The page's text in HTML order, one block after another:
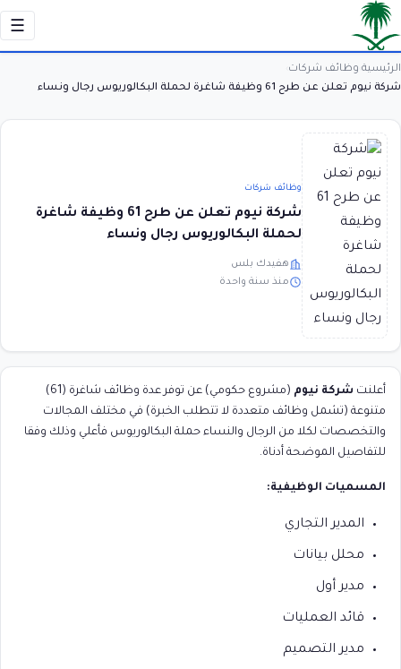
☰
الرئيسية وظائف شركات
شركة نيوم تعلن عن طرح 61 وظيفة شاغرة لحملة البكالوريوس رجال ونساء
وظائف شركات
شركة نيوم تعلن عن طرح 61 وظيفة شاغرة
لحملة البكالوريوس رجال ونساء
هفيدك بلس
منذ سنة واحدة
أعلنت شركة نيوم
(مشروع حكومي) عن توفر عدة وظائف شاغرة (61)
متنوعة (تشمل وظائف متعددة لا تتطلب الخبرة) في مختلف المجالات
والتخصصات لكلا من الرجال والنساء حملة البكالوريوس فأعلي وذلك وفقا
للتفاصيل الموضحة أدناة.
المسميات الوظيفية:
المدير التجاري
محلل بيانات
مدير أول
قائد العمليات
مدير التصميم